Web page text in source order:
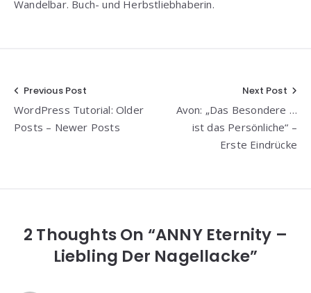
Wandelbar. Buch- und Herbstliebhaberin.
Beitragsnavigation
Previous Post
WordPress Tutorial: Older
Posts – Newer Posts
Next Post
Avon: „Das Besondere …
ist das Persönliche“ –
Erste Eindrücke
2 Thoughts On “ANNY Eternity –
Liebling Der Nagellacke”